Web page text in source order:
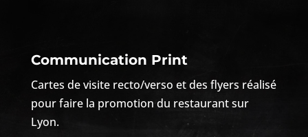
Communication Print
Cartes de visite recto/verso et des flyers réalisé
pour faire la promotion du restaurant sur
Lyon.